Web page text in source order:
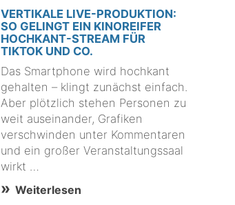
VERTIKALE LIVE-PRODUKTION:
SO GELINGT EIN KINOREIFER
HOCHKANT-STREAM FÜR
TIKTOK UND CO.
Das Smartphone wird hochkant
gehalten – klingt zunächst einfach.
Aber plötzlich stehen Personen zu
weit auseinander, Grafiken
verschwinden unter Kommentaren
und ein großer Veranstaltungssaal
wirkt …
Weiterlesen